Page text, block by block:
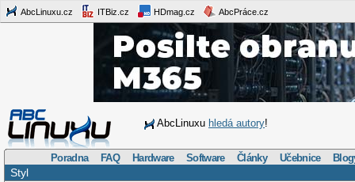
AbcLinuxu.cz ITBiz.cz HDmag.cz AbcPráce.cz
AbcLinuxu hledá autory!
Poradna FAQ Hardware Software Články Učebnice
Styl